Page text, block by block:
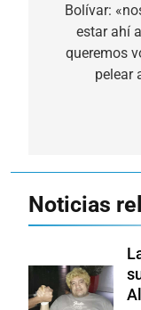
de
entradas
Bolívar:
estar ahí
queremos
pelear
Noticias